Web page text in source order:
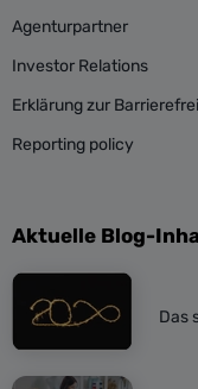
Agenturpartner
Investor Relations
Erklärung zur
Reporting policy
Aktuelle Blog-
Das